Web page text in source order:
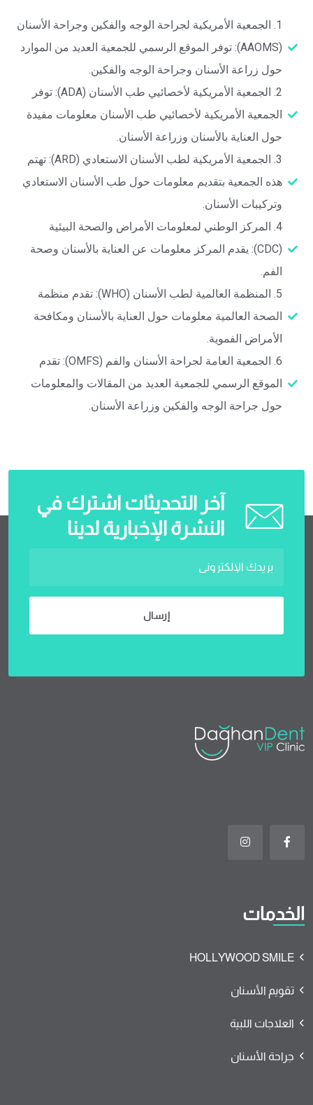
‎1. الجمعية الأمريكية لجراحة الوجه والفكين وجراحة الأسنان
(AAOMS): توفر الموقع الرسمي للجمعية العديد من الموارد
حول زراعة الأسنان وجراحة الوجه والفكين.
‎2. الجمعية الأمريكية لأخصائيي طب الأسنان (ADA): توفر
الجمعية الأمريكية لأخصائيي طب الأسنان معلومات مفيدة
حول العناية بالأسنان وزراعة الأسنان.
‎3. الجمعية الأمريكية لطب الأسنان الاستعادي (ARD): تهتم
هذه الجمعية بتقديم معلومات حول طب الأسنان الاستعادي
وتركيبات الأسنان.
‎4. المركز الوطني لمعلومات الأمراض والصحة البيئية
(CDC): يقدم المركز معلومات عن العناية بالأسنان وصحة
الفم.
‎5. المنظمة العالمية لطب الأسنان (WHO): تقدم منظمة
الصحة العالمية معلومات حول العناية بالأسنان ومكافحة
الأمراض الفموية.
‎6. الجمعية العامة لجراحة الأسنان والفم (OMFS): تقدم
الموقع الرسمي للجمعية العديد من المقالات والمعلومات
حول جراحة الوجه والفكين وزراعة الأسنان.
آخر التحديثات اشترك في
النشرة الإخبارية لدينا
الخدمات
HOLLYWOOD SMILE
تقويم الأسنان
العلاجات اللبية
جراحة الأسنان